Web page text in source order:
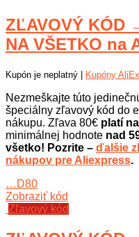
ZĽAVOVÝ KÓD
NA VŠETKO na
Kupón je neplatný | Kupóny
Nezmeškajte túto
špeciálny zľavový kód do
nákupu. Zľava 80€ platí
minimálnej hodnote nad
všetko! Pozrite – ďalšie
nákupov pre Aliexpress.
…D80
Zobraziť kód
Zľavový kód